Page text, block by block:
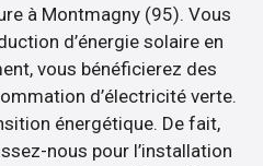
à Montmagny (95). Vous
d’énergie solaire en
vous bénéficierez des
d’électricité verte.
énergétique. De fait,
nous pour l’installation